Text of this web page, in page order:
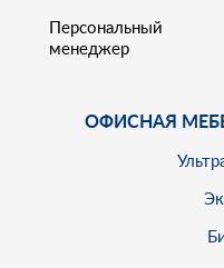
Персональный
менеджер
ОФИСНАЯ